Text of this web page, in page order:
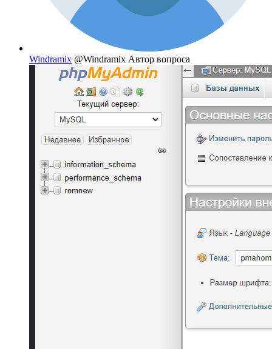
Windramix @Windramix Автор вопроса